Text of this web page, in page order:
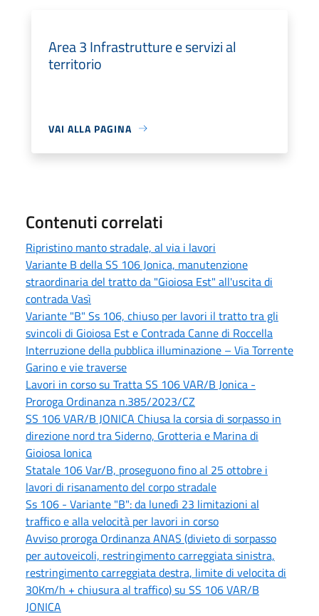
Area 3 Infrastrutture e servizi al
territorio
VAI ALLA PAGINA
Contenuti correlati
Ripristino manto stradale, al via i lavori
Variante B della SS 106 Jonica, manutenzione
straordinaria del tratto da "Gioiosa Est" all'uscita di
contrada Vasì
Variante "B" Ss 106, chiuso per lavori il tratto tra gli
svincoli di Gioiosa Est e Contrada Canne di Roccella
Interruzione della pubblica illuminazione – Via Torrente
Garino e vie traverse
Lavori in corso su Tratta SS 106 VAR/B Jonica -
Proroga Ordinanza n.385/2023/CZ
SS 106 VAR/B JONICA Chiusa la corsia di sorpasso in
direzione nord tra Siderno, Grotteria e Marina di
Gioiosa Ionica
Statale 106 Var/B, proseguono fino al 25 ottobre i
lavori di risanamento del corpo stradale
Ss 106 - Variante "B": da lunedì 23 limitazioni al
traffico e alla velocità per lavori in corso
Avviso proroga Ordinanza ANAS (divieto di sorpasso
per autoveicoli, restringimento carreggiata sinistra,
restringimento carreggiata destra, limite di velocita di
30Km/h + chiusura al traffico) su SS 106 VAR/B
JONICA